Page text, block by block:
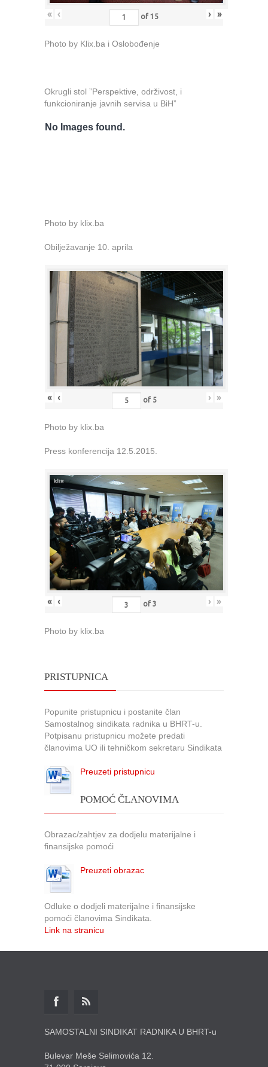
« ‹ of 15 › »
Photo by Klix.ba i Oslobođenje
Okrugli stol ”Perspektive, održivost, i
funkcioniranje javnih servisa u BiH”
No Images found.
Photo by klix.ba
Obilježavanje 10. aprila
« ‹ of 5 › »
Photo by klix.ba
Press konferencija 12.5.2015.
« ‹ of 3 › »
Photo by klix.ba
PRISTUPNICA
Popunite pristupnicu i postanite član
Samostalnog sindikata radnika u BHRT-u.
Potpisanu pristupnicu možete predati
članovima UO ili tehničkom sekretaru Sindikata
Preuzeti pristupnicu
POMOĆ ČLANOVIMA
Obrazac/zahtjev za dodjelu materijalne i
finansijske pomoći
Preuzeti obrazac
Odluke o dodjeli materijalne i finansijske
pomoći članovima Sindikata.
Link na stranicu
SAMOSTALNI SINDIKAT RADNIKA U BHRT-u
Bulevar Meše Selimovića 12.